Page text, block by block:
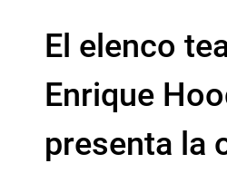
El elenco
Enrique
presenta la